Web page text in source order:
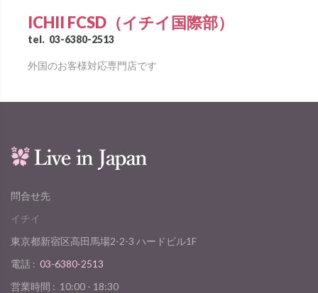
ICHII FCSD（イチイ国際部）
tel. 03-6380-2513
外国のお客様対応専門店です
問合せ先
イチイ
東京都新宿区高田馬場2-2-3 ハードビル1F
電話 : 03-6380-2513
営業時間 : 10:00 - 18:30